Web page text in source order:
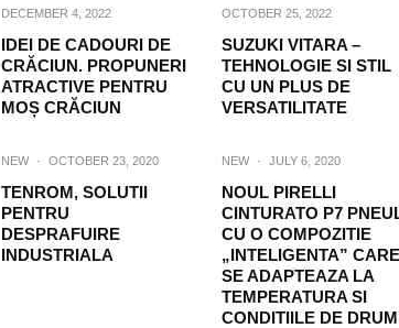
DECEMBER 4, 2022
IDEI DE CADOURI DE
CRĂCIUN. PROPUNERI
ATRACTIVE PENTRU
MOȘ CRĂCIUN
OCTOBER 25, 2022
SUZUKI VITARA –
TEHNOLOGIE SI STIL
CU UN PLUS DE
VERSATILITATE
NEW · OCTOBER 23, 2020
TENROM, SOLUTII
PENTRU
DESPRAFUIRE
INDUSTRIALA
NEW · JULY 6, 2020
NOUL PIRELLI
CINTURATO P7
CU O COMPOZITIE
„INTELIGENTA” CARE
SE ADAPTEAZA LA
TEMPERATURA SI
CONDITIILE DE DRUM